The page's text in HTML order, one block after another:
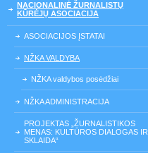
NACIONALINĖ ŽURNALISTŲ
KŪRĖJŲ ASOCIACIJA
ASOCIACIJOS ĮSTATAI
NŽKA VALDYBA
NŽKA valdybos posėdžiai
NŽKA ADMINISTRACIJA
PROJEKTAS „ŽURNALISTIKOS
MENAS: KULTŪROS DIALOGAS IR
SKLAIDA“